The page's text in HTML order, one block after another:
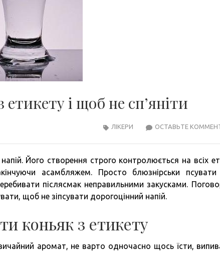
і щоб не сп’яніти
ОСТАВЬТЕ
ЛІКЕРИ
Його створення строго контролюється на всіх
асамбляжем. Просто блюзнірськи псувати
післясмак неправильними закусками.
щоб не зіпсувати дорогоцінний напій.
коньяк з етикету
аромат, не варто одночасно щось їсти,